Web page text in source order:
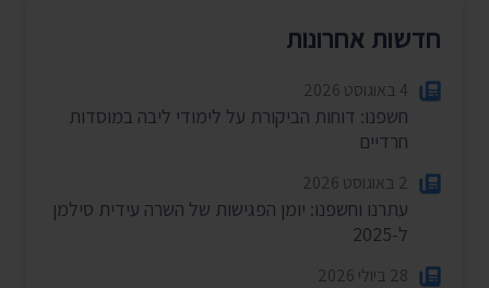
חדשות אחרונות
4 באוגוסט 2026
חשפנו: דוחות הביקורת על לימודי ליבה במוסדות
חרדיים
2 באוגוסט 2026
עתרנו וחשפנו: יומן הפגישות של השרה עידית סילמן
ל-2025
28 ביולי 2026